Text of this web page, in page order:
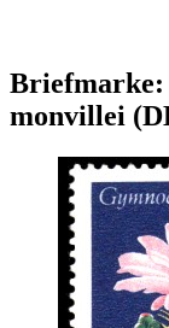
Briefmarke:
monvillei